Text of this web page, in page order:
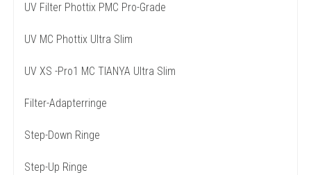
UV Filter Phottix PMC Pro-Grade
UV MC Phottix Ultra Slim
UV XS -Pro1 MC TIANYA Ultra Slim
Filter-Adapterringe
Step-Down Ringe
Step-Up Ringe